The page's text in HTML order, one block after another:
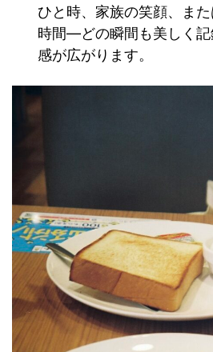
ひと時、家族の笑顔、ま
時間―どの瞬間も美しく
感が広がります。